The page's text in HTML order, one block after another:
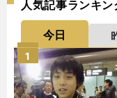
人気記事ランキン
今日
1